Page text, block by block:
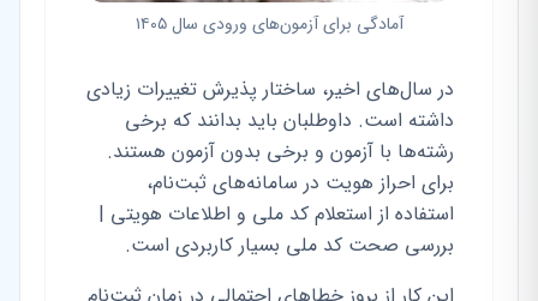
آمادگی برای آزمون‌های ورودی سال ۱۴۰۵
در سال‌های اخیر، ساختار پذیرش تغییرات زیادی
داشته است. داوطلبان باید بدانند که برخی
رشته‌ها با آزمون و برخی بدون آزمون هستند.
برای احراز هویت در سامانه‌های ثبت‌نام،
استفاده از استعلام کد ملی و اطلاعات هویتی |
بررسی صحت کد ملی بسیار کاربردی است.